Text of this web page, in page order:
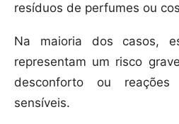
resíduos de perfumes ou
Na maioria dos casos,
representam um risco
desconforto ou
sensíveis.